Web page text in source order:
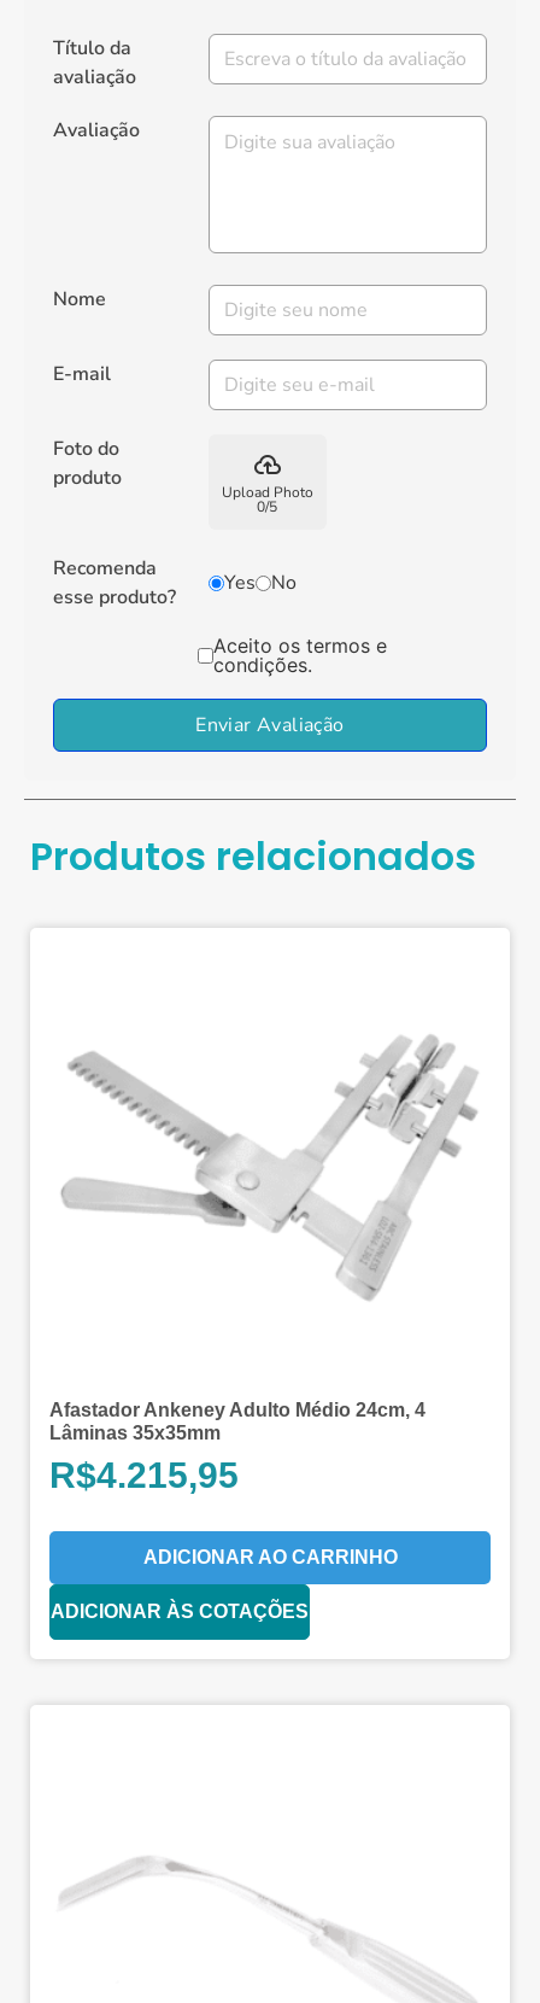
Título da
avaliação
Avaliação
Nome
E-mail
Foto do
produto
backup
Upload Photo
0/5
Recomenda
esse produto?
Yes No
Aceito os termos e
condições.
Enviar Avaliação
Produtos relacionados
Afastador Ankeney Adulto Médio 24cm, 4
Lâminas 35x35mm
R$4.215,95
ADICIONAR AO CARRINHO
ADICIONAR ÀS COTAÇÕES